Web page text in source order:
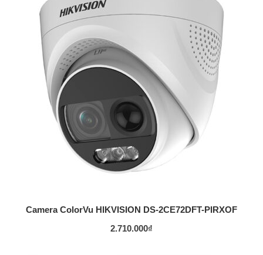
Camera ColorVu HIKVISION DS-2CE72DFT-PIRXOF
2.710.000₫